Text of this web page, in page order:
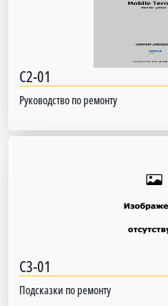
C2-01
Руководство по ремонту
C3-01
Подсказки по ремонту